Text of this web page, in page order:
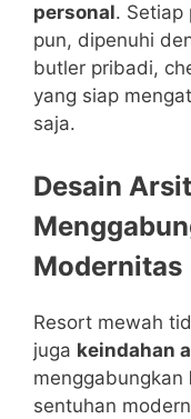
personal. Setiap
pun, dipenuhi
butler pribadi,
yang siap
saja.
Desain
Modernitas
Resort mewah
juga keindahan
menggabungkan
sentuhan